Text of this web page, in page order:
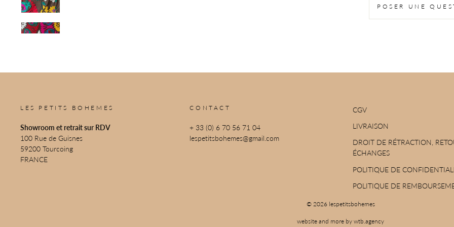
POSER UNE
LES PETITS BOHEMES
Showroom et retrait sur RDV
100 Rue de Guisnes
59200 Tourcoing
FRANCE
CONTACT
+ 33 (0) 6 70 56 71 04
lespetitsbohemes@gmail.com
CGV
LIVRAISON
DROIT DE RÉTRACTION,
ÉCHANGES
POLITIQUE DE
POLITIQUE DE
© 2026 lespetitsbohemes
website and more by wtb.agency